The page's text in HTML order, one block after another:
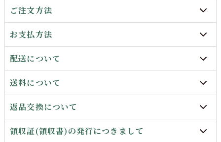
ご注文方法
お支払方法
配送について
送料について
返品交換について
領収証(領収書)の発行につきまして